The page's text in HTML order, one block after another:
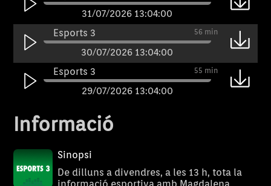
31/07/2026 13:04:00
Esports 3
56 min
30/07/2026 13:04:00
Esports 3
55 min
29/07/2026 13:04:00
28/07/2026 13:04:00
Esports 3
27/07/2026 13:04:00
Informació
Sinopsi
De dilluns a divendres, a les 13 h, tota la